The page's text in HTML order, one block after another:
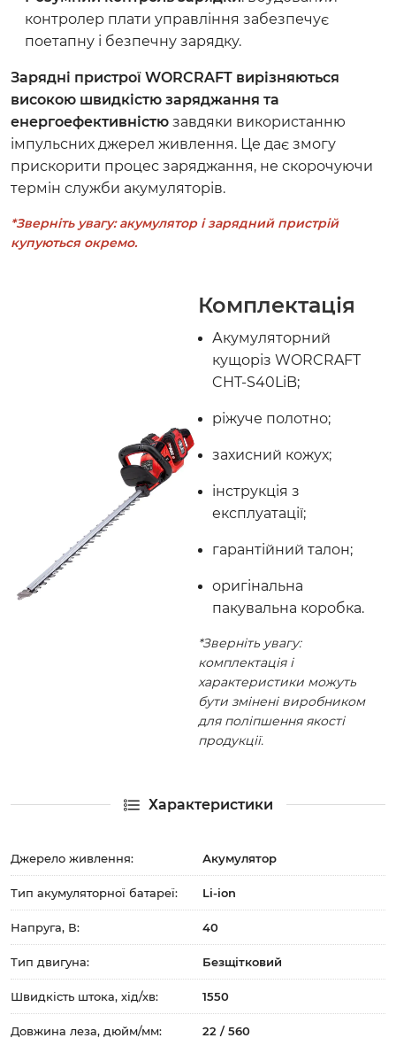
контролер плати управління забезпечує
поетапну і безпечну зарядку.
Зарядні пристрої WORCRAFT вирізняються
високою швидкістю заряджання та
енергоефективністю завдяки використанню
імпульсних джерел живлення. Це дає змогу
прискорити процес заряджання, не скорочуючи
термін служби акумуляторів.
*Зверніть увагу: акумулятор і зарядний пристрій
купуються окремо.
Комплектація
Акумуляторний
кущоріз WORCRAFT
CHT-S40LiB;
ріжуче полотно;
захисний кожух;
інструкція з
експлуатації;
гарантійний талон;
оригінальна
пакувальна коробка.
*Зверніть увагу:
комплектація і
характеристики можуть
бути змінені виробником
для поліпшення якості
продукції.
Характеристики
Джерело живлення: Акумулятор
Тип акумуляторної батареї: Li-ion
Напруга, В: 40
Тип двигуна: Безщітковий
Швидкість штока, хід/хв: 1550
Довжина леза, дюйм/мм: 22 / 560